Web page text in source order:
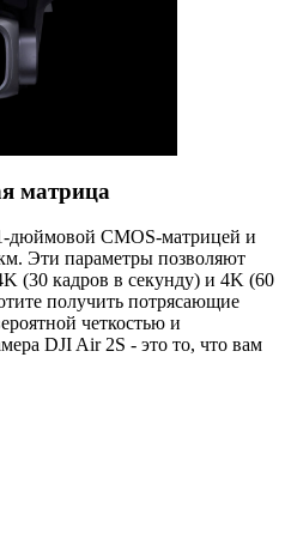
матрица
дюймовой CMOS-матрицей и
Эти параметры позволяют
(30 кадров в секунду) и 4K (60
получить потрясающие
четкостью и
DJI Air 2S - это то, что вам